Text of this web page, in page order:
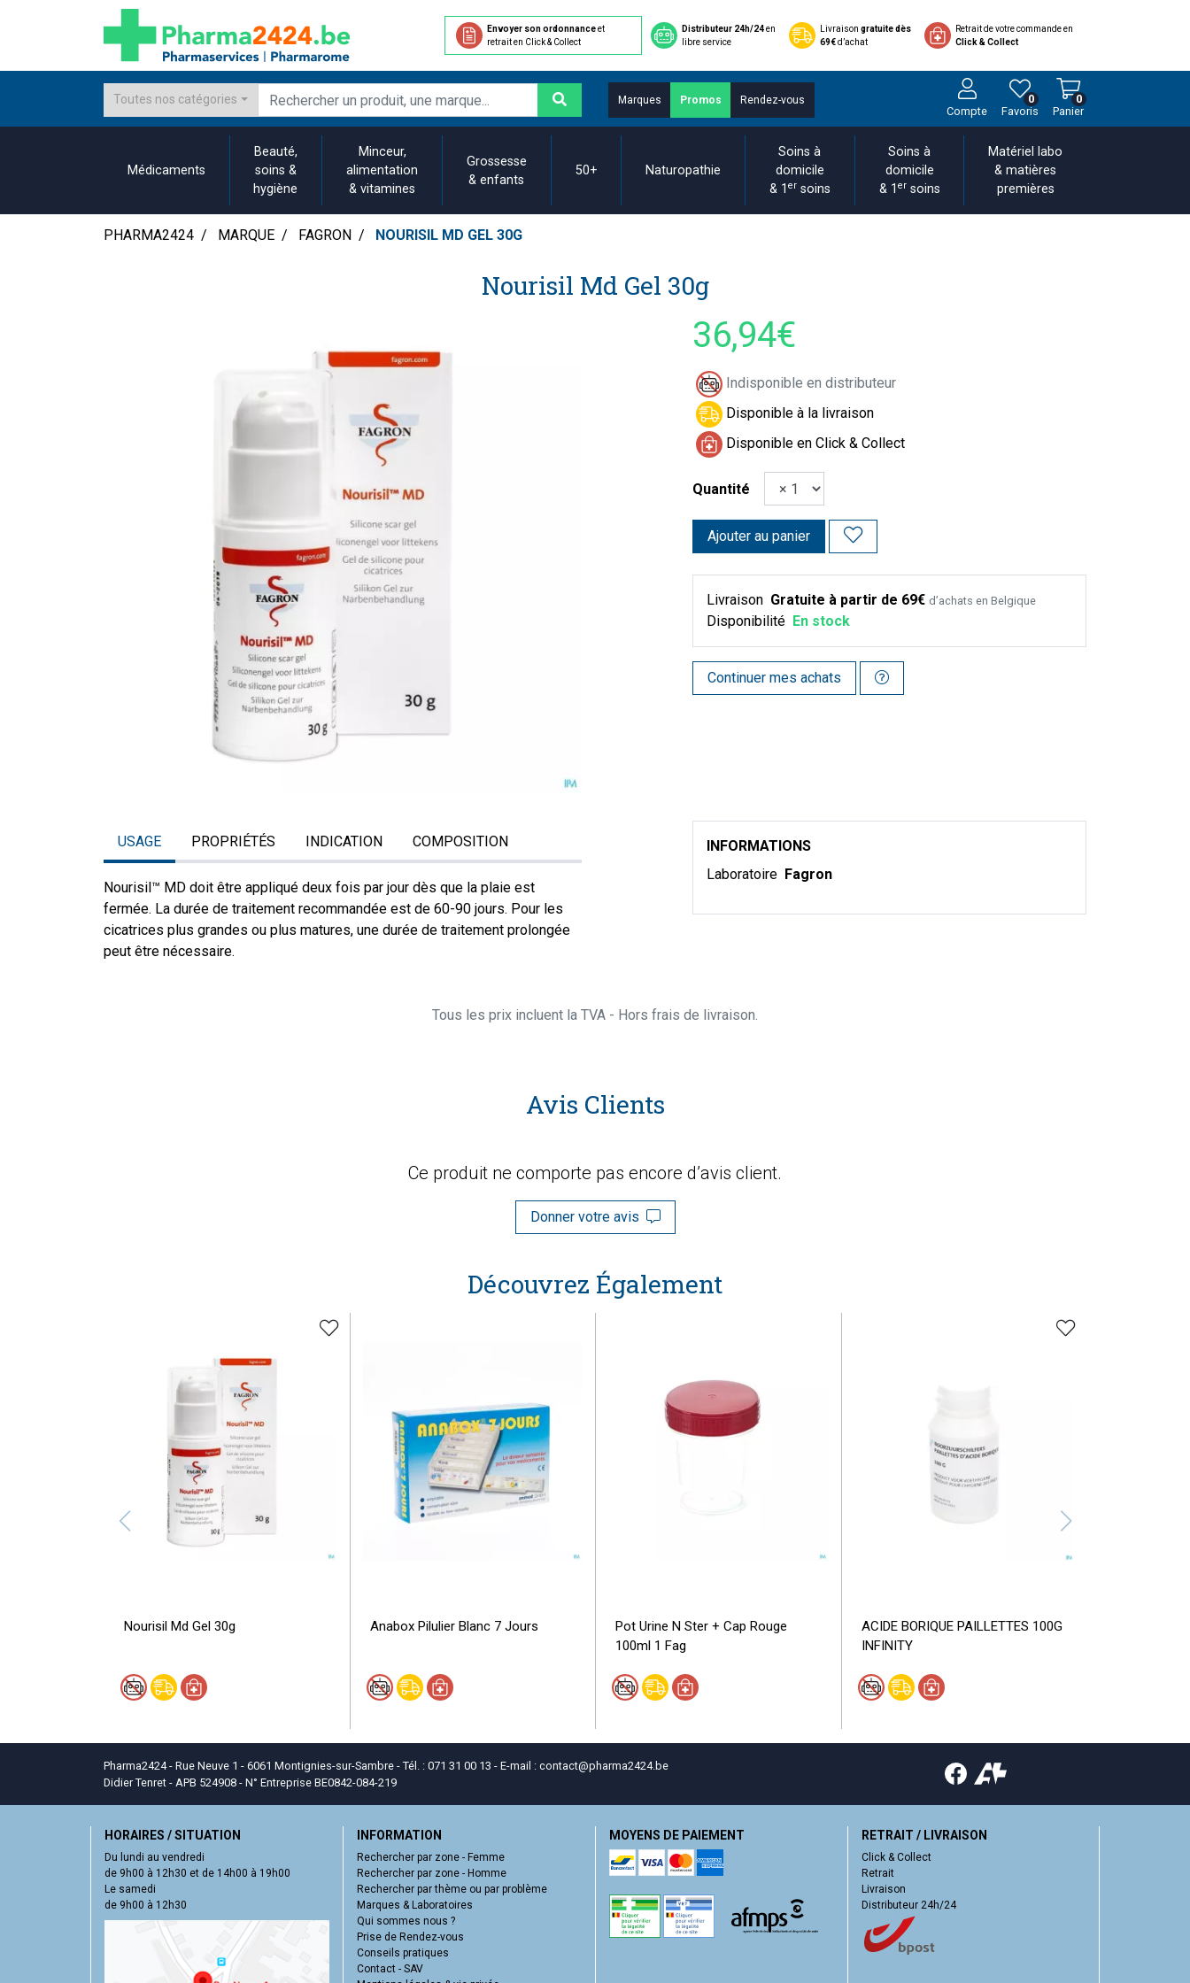
Envoyer son ordonnanceet
retrait en Click & Collect
Distributeur 24h/24en
libre service
Livraisongratuite dès
69€d’achat
Retrait de votre commande en
Click & Collect
Toutes nos catégories Marques Promos Rendez-vous
Compte Favoris
0
Panier
0
Médicaments
Beauté,
soins &
hygiène
Minceur,
alimentation
& vitamines
Grossesse
& enfants
50+ Naturopathie
Soins à
domicile
& 1 ersoins
Soins à
domicile
& 1 ersoins
Matériel labo
& matières
premières
PHARMA2424 MARQUE FAGRON NOURISIL MD GEL 30G
Nourisil Md Gel 30g
36,94€
Indisponible en distributeur
Disponible à la livraison
Disponible en Click & Collect
Quantité
Ajouter au panier
Livraison Gratuite à partir de 69€ d’achats en Belgique
Disponibilité En stock
Continuer mes achats
USAGE PROPRIÉTÉS INDICATION COMPOSITION
Nourisil™ MD doit être appliqué deux fois par jour dès que la plaie est
fermée. La durée de traitement recommandée est de 60-90 jours. Pour les
cicatrices plus grandes ou plus matures, une durée de traitement prolongée
peut être nécessaire.
INFORMATIONS
Laboratoire Fagron
Tous les prix incluent la TVA - Hors frais de livraison.
Avis Clients
Ce produit ne comporte pas encore d’avis client.
Donner votre avis
Découvrez Également
Nourisil Md Gel 30g Anabox Pilulier Blanc 7 Jours
Pot Urine N Ster + Cap Rouge
100ml 1 Fag
ACIDE BORIQUE PAILLETTES 100G
INFINITY
Pharma2424 - Rue Neuve 1 - 6061 Montignies-sur-Sambre - Tél. : 071 31 00 13 - E-mail : contact@pharma2424.be
Didier Tenret - APB 524908 - N° Entreprise BE0842-084-219
HORAIRES / SITUATION
Du lundi au vendredi
de 9h00 à 12h30 et de 14h00 à 19h00
Le samedi
de 9h00 à 12h30
INFORMATION
Rechercher par zone - Femme
Rechercher par zone - Homme
Rechercher par thème ou par problème
Marques & Laboratoires
Qui sommes nous ?
Prise de Rendez-vous
Conseils pratiques
Contact - SAV
MOYENS DE PAIEMENT RETRAIT / LIVRAISON
Click & Collect
Retrait
Livraison
Distributeur 24h/24